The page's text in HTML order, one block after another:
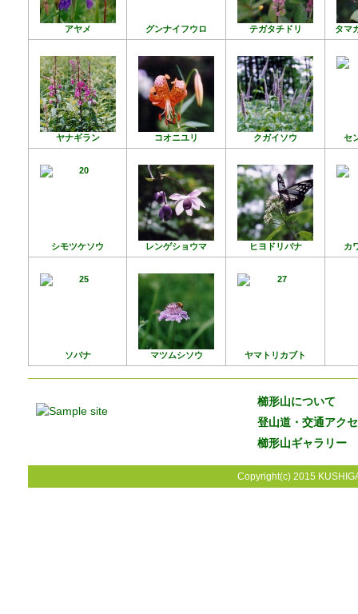
アヤメ グンナイフウロ テガタチドリ タマ
ヤナギラン コオニユリ クガイソウ セ
シモツケソウ レンゲショウマ ヒヨドリバナ カ
ソバナ マツムシソウ ヤマトリカブト
櫛形山について
登山道・交通アク
櫛形山ギャラリー
Copyright(c) 2015